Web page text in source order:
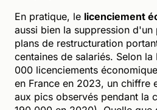
En pratique, le licenciement
aussi bien la suppression
plans de restructuration
centaines de salariés. Selon
000 licenciements
en France en 2023, un chiffre
aux pics observés pendant la